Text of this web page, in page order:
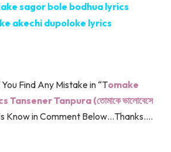
sagor bole bodhua lyrics
akechi dupoloke lyrics
You Find Any Mistake in “Tomake
Tanpura (তোমাকে ভালোবেসে
Know in Comment Below…Thanks….